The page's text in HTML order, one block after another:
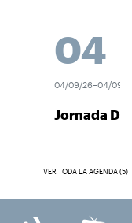
04
04/09/26–04/09/26
Jornada
VER TODA LA AGENDA (5)